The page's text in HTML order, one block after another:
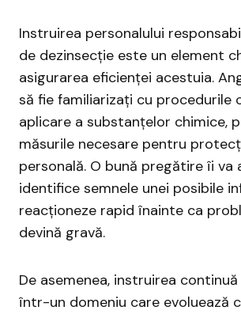
Instruirea personalului
de dezinsecție este un element
asigurarea eficienței acestuia.
să fie familiarizați cu procedurile
aplicare a substanțelor chimice,
măsurile necesare pentru
personală. O bună pregătire îi va
identifice semnele unei posibile
reacționeze rapid înainte ca
devină gravă.
De asemenea, instruirea
într-un domeniu care evoluează